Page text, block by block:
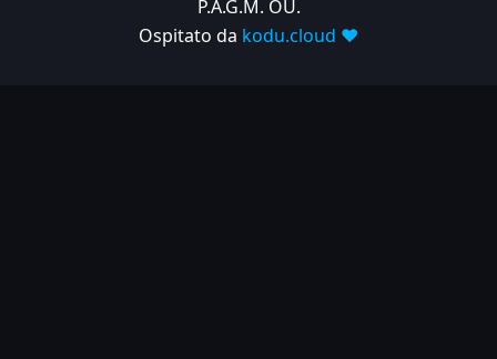
P.A.G.M. OU.
Ospitato da kodu.cloud ❤️